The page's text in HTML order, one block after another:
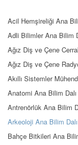
Acil Hemşireliği Ana
Adli Bilimler Ana Bilim
Ağız Diş ve Çene
Ağız Diş ve Çene
Akıllı Sistemler
Anatomi Ana Bilim Dalı
Antrenörlük Ana Bilim
Arkeoloji Ana Bilim Dalı
Bahçe Bitkileri Ana